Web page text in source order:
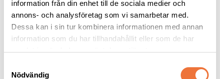
information från din enhet till de sociala medier och
annons- och analysföretag som vi samarbetar med.
Dessa kan i sin tur kombinera informationen med annan
information som du har tillhandahållit eller som de har
samlat in när du har använt deras tjänster.
Nödvändig
Always Your Friend
Show Tech Ear Buddy